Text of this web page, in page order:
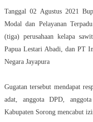
Tanggal 02 Agustus 2021
Modal dan Pelayanan
(tiga) perusahaan kelapa
Papua Lestari Abadi, dan PT
Negara Jayapura
Gugatan tersebut mendapat
adat, anggota DPD,
Kabupaten Sorong mencabut